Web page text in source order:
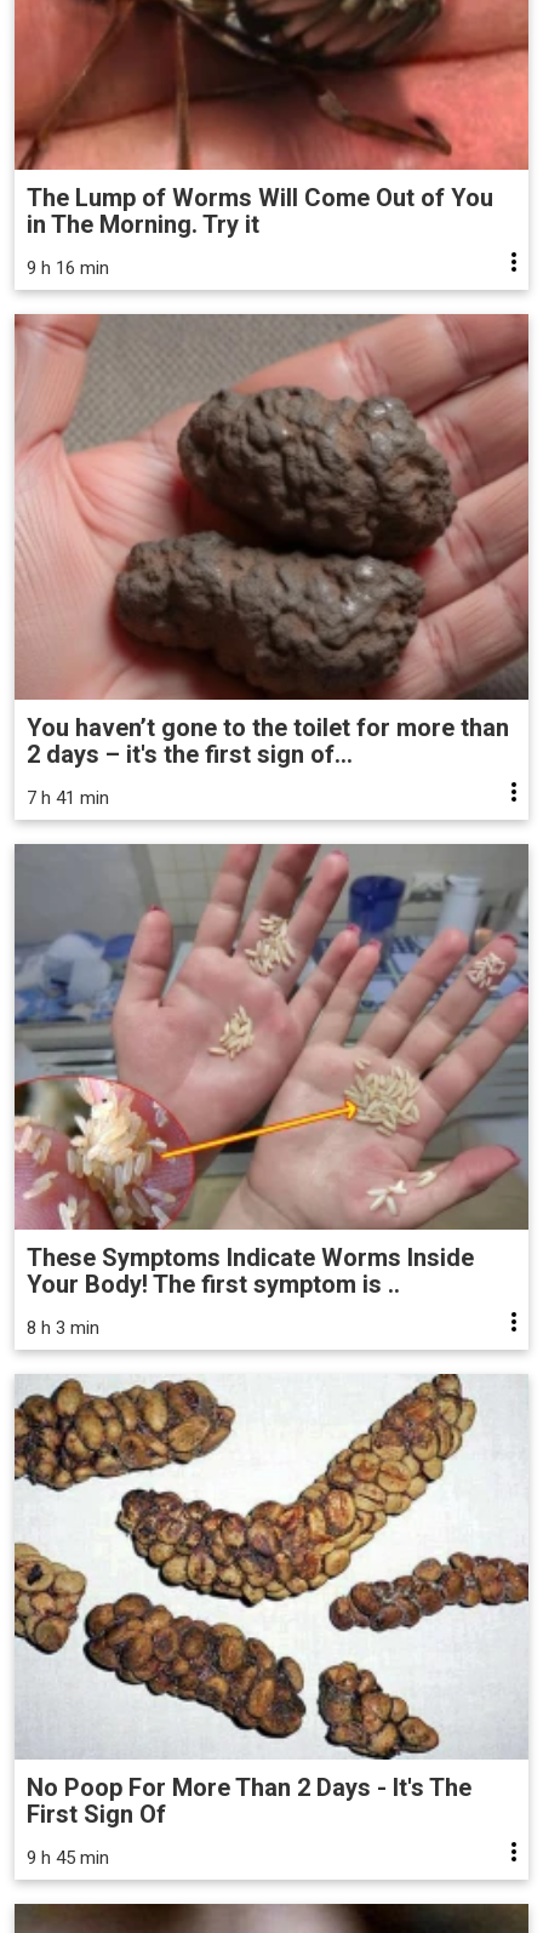
The Lump of Worms Will Come Out of You
in The Morning. Try it
9 h 16 min
You haven’t gone to the toilet for more than
2 days – it's the first sign of...
7 h 41 min
These Symptoms Indicate Worms Inside
Your Body! The first symptom is ..
8 h 3 min
No Poop For More Than 2 Days - It's The
First Sign Of
9 h 45 min